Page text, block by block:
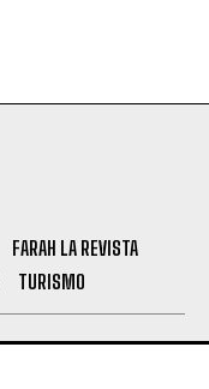
FARAH LA REVISTA
TURISMO